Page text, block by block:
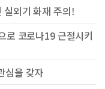
외기 화재 주의!
로 코로나19 근절시키
심을 갖자